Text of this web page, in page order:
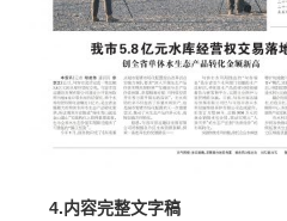
4.内容完整文字稿